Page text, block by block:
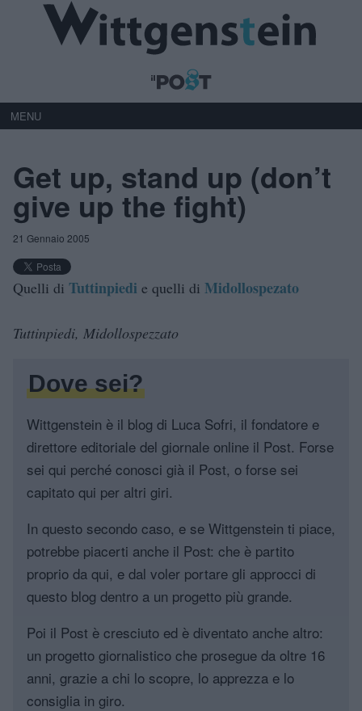
MENU
Get up, stand up (don’t
give up the fight)
21 Gennaio 2005
Quelli di Tuttinpiedi e quelli di Midollospezato
Tuttinpiedi, Midollospezzato
Dove sei?
Wittgenstein è il blog di Luca Sofri, il fondatore e
direttore editoriale del giornale online il Post. Forse
sei qui perché conosci già il Post, o forse sei
capitato qui per altri giri.
In questo secondo caso, e se Wittgenstein ti piace,
potrebbe piacerti anche il Post: che è partito
proprio da qui, e dal voler portare gli approcci di
questo blog dentro a un progetto più grande.
Poi il Post è cresciuto ed è diventato anche altro:
un progetto giornalistico che prosegue da oltre 16
anni, grazie a chi lo scopre, lo apprezza e lo
consiglia in giro.